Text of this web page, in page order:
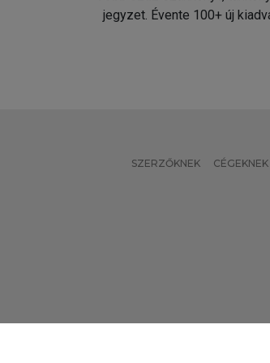
jegyzet. Évente 100+ új
SZERZŐKNEK CÉGEKNEK